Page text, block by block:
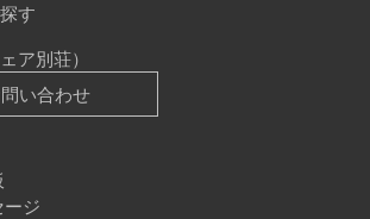
す
ア別荘）
い合わせ
ジ